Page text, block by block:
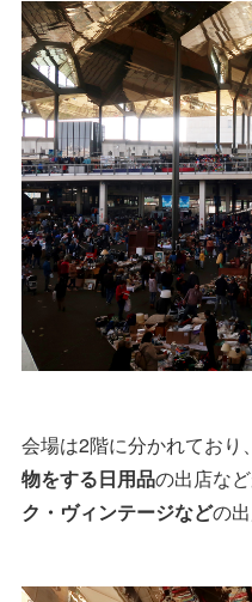
会場は2階に分かれており、
物をする日用品の出店など
ク・ヴィンテージなどの